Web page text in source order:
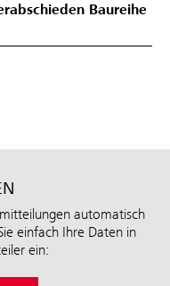
Baureihe
automatisch
einfach Ihre Daten in
ein: